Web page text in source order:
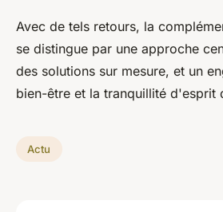
Avec de tels retours, la
se distingue par une approche
des solutions sur mesure, et un
bien-être et la tranquillité d'esprit
Actu